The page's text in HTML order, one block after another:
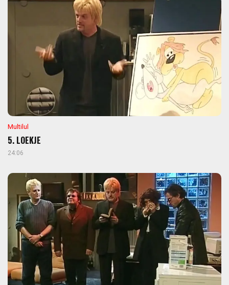
Multilul
5. LOEKJE
24:06